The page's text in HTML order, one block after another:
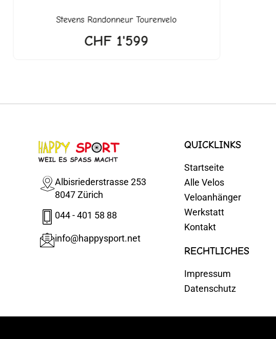
Stevens Randonneur Tourenvelo
CHF1'599
Albisriederstrasse 253
8047 Zürich
044 - 401 58 88
info@happysport.net
QUICKLINKS
Startseite
Alle Velos
Veloanhänger
Werkstatt
Kontakt
RECHTLICHES
Impressum
Datenschutz